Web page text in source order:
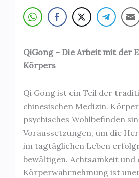
QiGong – Die Arbeit mit der
Körpers
Qi Gong ist ein Teil der
chinesischen Medizin.
psychisches Wohlbefinden
Voraussetzungen, um die
im tagtäglichen Leben
bewältigen. Achtsamkeit und
Körperwahrnehmung ist